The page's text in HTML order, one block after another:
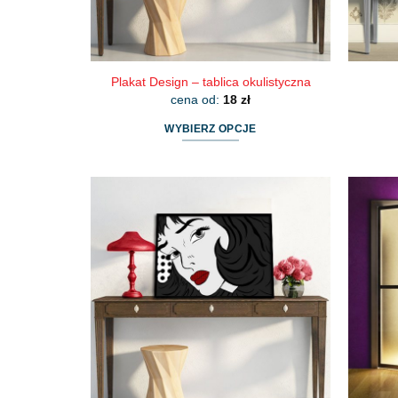
Plakat Design – tablica okulistyczna
cena od: 18 zł
WYBIERZ OPCJE
wiele
wariantów.
Opcje
można
wybrać
na
stronie